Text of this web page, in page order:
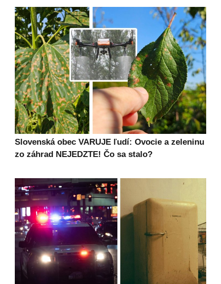
Slovenská obec VARUJE ľudí: Ovocie a zeleninu
zo záhrad NEJEDZTE! Čo sa stalo?